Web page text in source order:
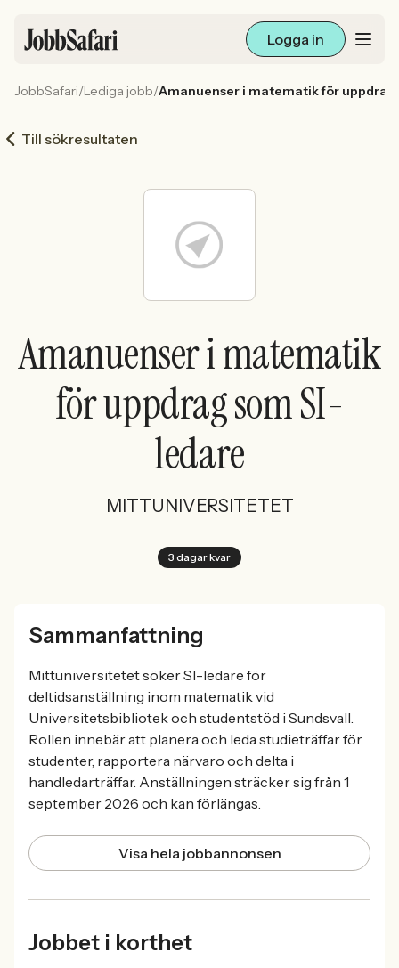
Logga in
Arbetsliv och karriär
För arbetsgivare
Sök med AI
Ny här? Skapa konto
JobbSafari/Lediga jobb/Amanuenser i matematik för uppdrag
Till sökresultaten
Amanuenser i matematik
för uppdrag som SI-
ledare
MITTUNIVERSITETET
3 dagar kvar
Sammanfattning
Mittuniversitetet söker SI-ledare för
deltidsanställning inom matematik vid
Universitetsbibliotek och studentstöd i Sundsvall.
Rollen innebär att planera och leda studieträffar för
studenter, rapportera närvaro och delta i
handledarträffar. Anställningen sträcker sig från 1
september 2026 och kan förlängas.
Visa hela jobbannonsen
Jobbet i korthet